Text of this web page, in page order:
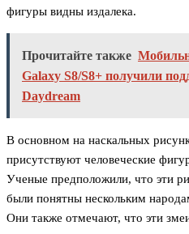
фигуры видны издалека.
Прочитайте также
Galaxy S8/S8+ получили
Daydream
В основном на наскальных
присутствуют человеческие
Ученые предположили, что эти
были понятны нескольким
Они также отмечают, что эти